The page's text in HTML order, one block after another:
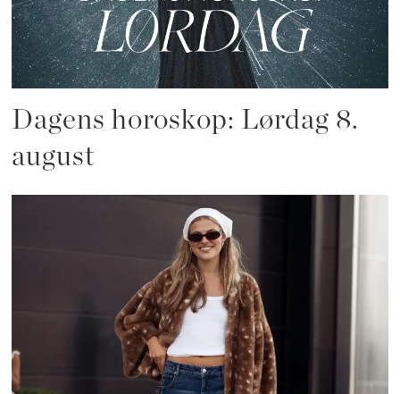
Dagens horoskop: Lørdag 8.
august